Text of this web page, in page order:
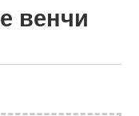
венчи